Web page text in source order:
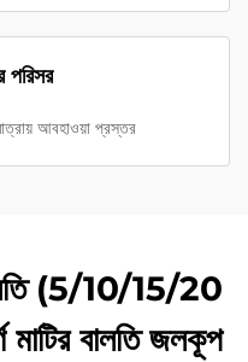
পরিসর
আবহাওয়া প্রস্তর
(5/10/15/20
মাটির বালতি জলকূপ